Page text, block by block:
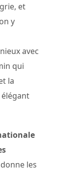
et
y
avec
qui
la
les